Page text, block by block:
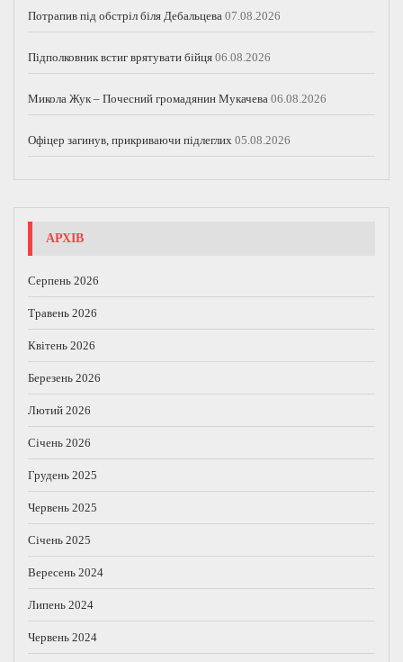
Потрапив під обстріл біля Дебальцева 07.08.2026
Підполковник встиг врятувати бійця 06.08.2026
Микола Жук – Почесний громадянин Мукачева 06.08.2026
Офіцер загинув, прикриваючи підлеглих 05.08.2026
АРХІВ
Серпень 2026
Травень 2026
Квітень 2026
Березень 2026
Лютий 2026
Січень 2026
Грудень 2025
Червень 2025
Січень 2025
Вересень 2024
Липень 2024
Червень 2024